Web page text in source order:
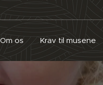
Om os Krav til musene